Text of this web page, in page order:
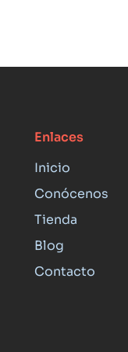
Enlaces
Inicio
Conócenos
Tienda
Blog
Contacto